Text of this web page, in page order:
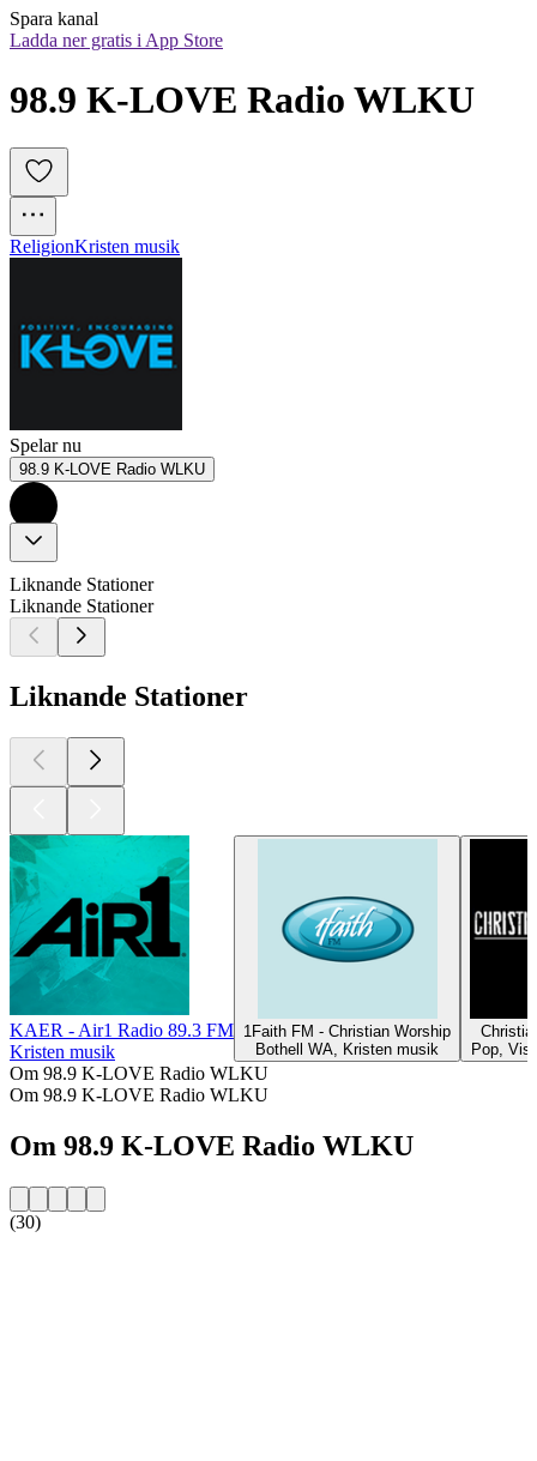
Spara kanal
Ladda ner gratis i App Store
98.9 K-LOVE Radio WLKU
ReligionKristen musik
Spelar nu
98.9 K-LOVE Radio WLKU
Liknande Stationer
Liknande Stationer
Liknande Stationer
KAER - Air1 Radio 89.3 FM
Kristen musik
1Faith FM - Christian Worship
Bothell WA, Kristen musik
Pop,
Om 98.9 K-LOVE Radio WLKU
Om 98.9 K-LOVE Radio WLKU
Om 98.9 K-LOVE Radio WLKU
(30)